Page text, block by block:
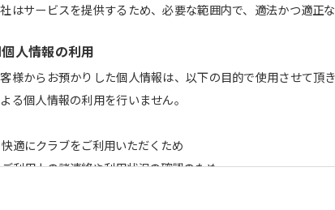
はサービスを提供するため、必要な範囲内で、適法かつ適正
人情報の利用
様からお預かりした個人情報は、以下の目的で使用させて
る個人情報の利用を行いません。
快適にクラブをご利用いただくため
ご利用上の諸連絡や利用状況の確認のため